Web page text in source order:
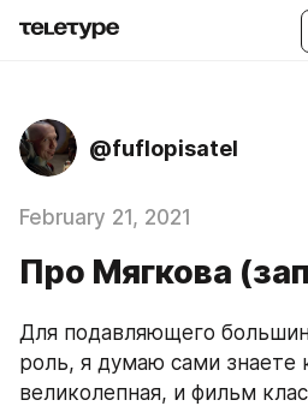
@fuflopisatel
February 21, 2021
Про Мягкова
Для подавляющего
роль, я думаю сами знаете
великолепная, и фильм